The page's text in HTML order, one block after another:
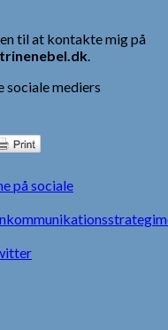
til at kontakte mig på
.
sociale mediers
på sociale
kommunikationsstrategi